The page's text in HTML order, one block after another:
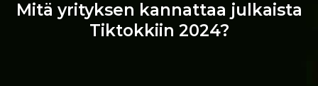
Mitä yrityksen kannattaa julkaista
Tiktokkiin 2024?